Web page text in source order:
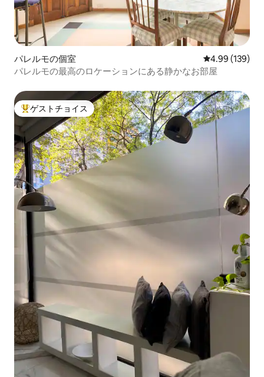
パレルモの個室 レビュー139
4.99 (139)
パレルモの最高のロケーションにある静かなお部屋
大好評のゲストチョイスです。
ゲストチョイス